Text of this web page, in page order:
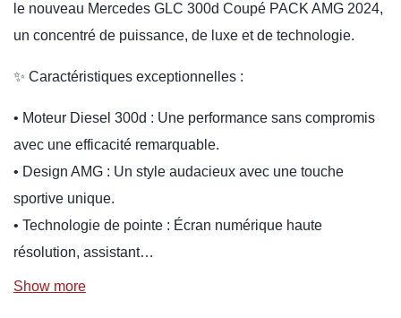
le nouveau Mercedes GLC 300d Coupé PACK AMG 2024,
un concentré de puissance, de luxe et de technologie.
✨ Caractéristiques exceptionnelles :
• Moteur Diesel 300d : Une performance sans compromis
avec une efficacité remarquable.
• Design AMG : Un style audacieux avec une touche
sportive unique.
• Technologie de pointe : Écran numérique haute
résolution, assistant…
Show more